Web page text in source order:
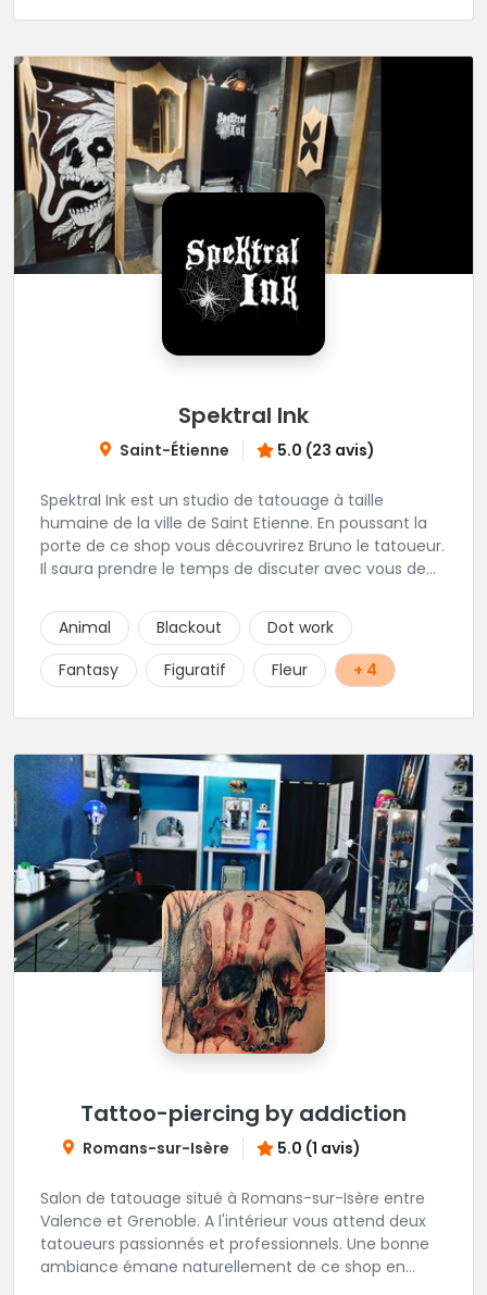
Spektral Ink
Saint-Étienne 5.0 (23 avis)
Spektral Ink est un studio de tatouage à taille
humaine de la ville de Saint Etienne. En poussant la
porte de ce shop vous découvrirez Bruno le tatoueur.
Il saura prendre le temps de discuter avec vous de
un message ou à l'appeler.
Animal Blackout
Dot work
Fantasy
Figuratif Fleur + 4
Tattoo-piercing by addiction
Romans-sur-Isère 5.0 (1 avis)
Salon de tatouage situé à Romans-sur-Isère entre
Valence et Grenoble. A l'intérieur vous attend deux
tatoueurs passionnés et professionnels. Une bonne
ambiance émane naturellement de ce shop en